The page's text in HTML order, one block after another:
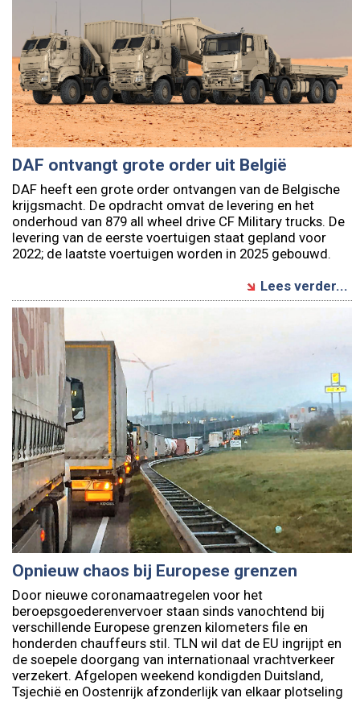
DAF ontvangt grote order uit België
DAF heeft een grote order ontvangen van de Belgische
krijgsmacht. De opdracht omvat de levering en het
onderhoud van 879 all wheel drive CF Military trucks. De
levering van de eerste voertuigen staat gepland voor
2022; de laatste voertuigen worden in 2025 gebouwd.
Lees verder...
Opnieuw chaos bij Europese grenzen
Door nieuwe coronamaatregelen voor het
beroepsgoederenvervoer staan sinds vanochtend bij
verschillende Europese grenzen kilometers file en
honderden chauffeurs stil. TLN wil dat de EU ingrijpt en
de soepele doorgang van internationaal vrachtverkeer
verzekert. Afgelopen weekend kondigden Duitsland,
Tsjechië en Oostenrijk afzonderlijk van elkaar plotseling